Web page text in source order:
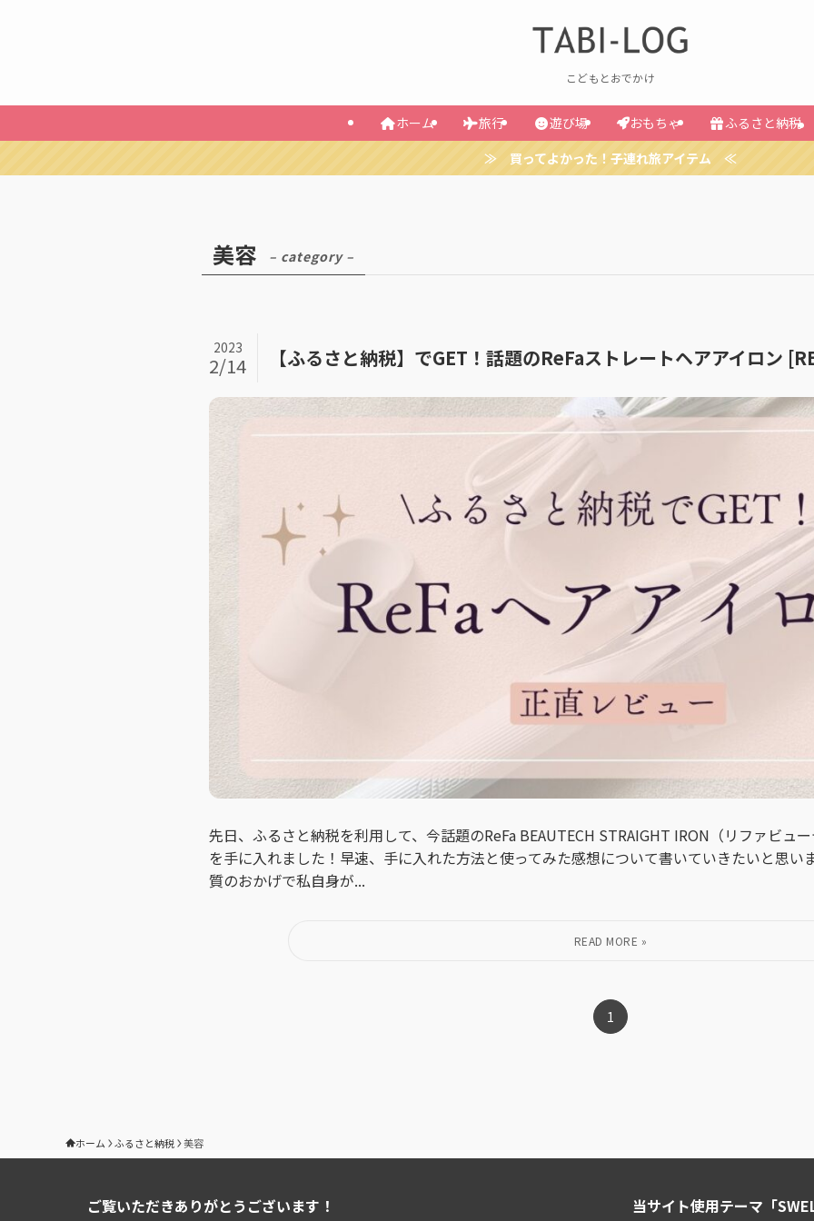
こどもとおでかけ
ホーム 旅行 遊び場 おもちゃ
ふるさと納税
≫ 買ってよかった！子連れ旅アイテム ≪
美容 – category –
【ふるさと納税】でGET！話題のReFaストレートヘアアイロン
2023
2/14
先日、ふるさと納税を利用して、今話題のReFa BEAUTECH STRAIGHT IRON（リファビュ
を手に入れました！早速、手に入れた方法と使ってみた感想について書いていきたいと思い
質のおかげで私自身が...
1
ホーム ふるさと納税 美容
ご覧いただきありがとうございます！ 当サイト使用テーマ「